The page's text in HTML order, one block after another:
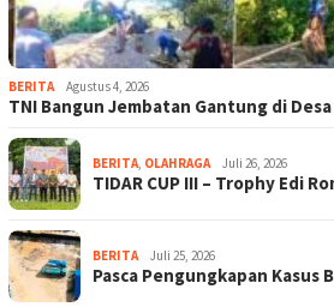
BERITA Agustus 4, 2026
TNI Bangun Jembatan Gantung di
BERITA, OLAHRAGA Juli 26, 2026
TIDAR CUP III – Trophy Edi
BERITA Juli 25, 2026
Pasca Pengungkapan Kasus